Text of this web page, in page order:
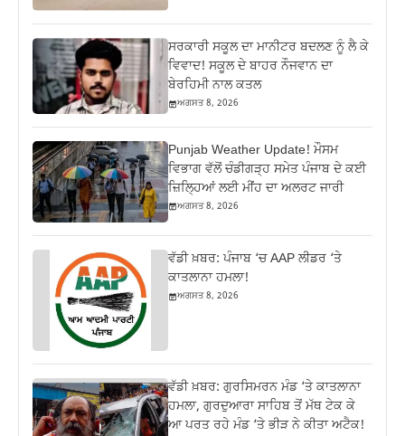
ਸਰਕਾਰੀ ਸਕੂਲ ਦਾ ਮਾਨੀਟਰ ਬਦਲਣ ਨੂੰ ਲੈ ਕੇ
ਵਿਵਾਦ! ਸਕੂਲ ਦੇ ਬਾਹਰ ਨੌਜਵਾਨ ਦਾ
ਬੇਰਹਿਮੀ ਨਾਲ ਕਤਲ
ਅਗਸਤ 8, 2026
Punjab Weather Update! ਮੌਸਮ
ਵਿਭਾਗ ਵੱਲੋਂ ਚੰਡੀਗੜ੍ਹ ਸਮੇਤ ਪੰਜਾਬ ਦੇ ਕਈ
ਜ਼ਿਲ੍ਹਿਆਂ ਲਈ ਮੀਂਹ ਦਾ ਅਲਰਟ ਜਾਰੀ
ਅਗਸਤ 8, 2026
ਵੱਡੀ ਖ਼ਬਰ: ਪੰਜਾਬ ‘ਚ AAP ਲੀਡਰ ‘ਤੇ
ਕਾਤਲਾਨਾ ਹਮਲਾ!
ਅਗਸਤ 8, 2026
ਵੱਡੀ ਖ਼ਬਰ: ਗੁਰਸਿਮਰਨ ਮੰਡ ‘ਤੇ ਕਾਤਲਾਨਾ
ਹਮਲਾ, ਗੁਰਦੁਆਰਾ ਸਾਹਿਬ ਤੋਂ ਮੱਥ ਟੇਕ ਕੇ
ਆ ਪਰਤ ਰਹੇ ਮੰਡ ‘ਤੇ ਭੀੜ ਨੇ ਕੀਤਾ ਅਟੈਕ!